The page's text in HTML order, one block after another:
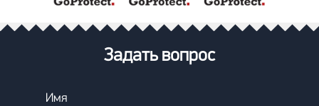
Задать вопрос
Имя